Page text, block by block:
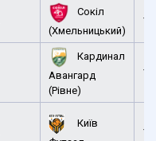
Сокіл
(Хмельницький)
Кардинал
Авангард
(Рівне)
Київ